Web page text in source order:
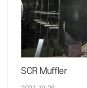
SCR Muffler